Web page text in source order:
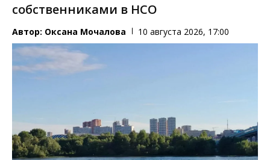
собственниками в НСО
Автор: Оксана Мочалова 10 августа 2026, 17:00